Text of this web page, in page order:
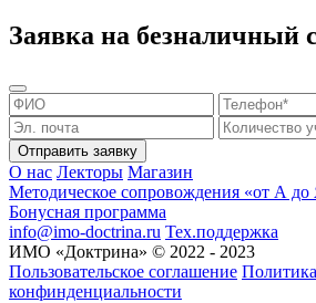
Заявка на безналичный
Отправить заявку
О нас Лекторы Магазин
Методическое сопровождения «от А до
Бонусная программа
info@imo-doctrina.ru Тех.поддержка
ИМО «Доктрина» © 2022 - 2023
Пользовательское соглашение Политика
конфинденциальности